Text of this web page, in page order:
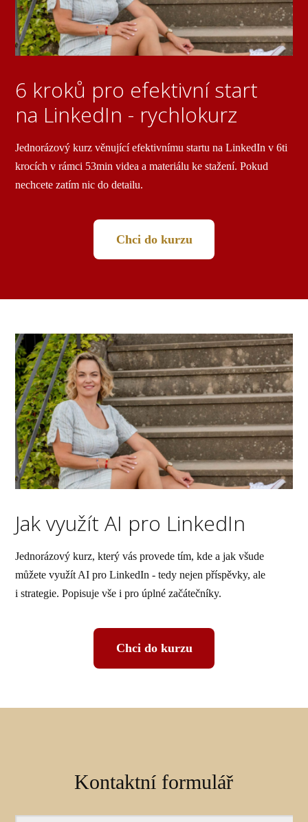
6 kroků pro efektivní start
na LinkedIn - rychlokurz
Jednorázový kurz věnující efektivnímu startu na LinkedIn v 6ti
krocích v rámci 53min videa a materiálu ke stažení. Pokud
nechcete zatím nic do detailu.
Chci do kurzu
Jak využít AI pro LinkedIn
Jednorázový kurz, který vás provede tím, kde a jak všude
můžete využít AI pro LinkedIn - tedy nejen příspěvky, ale
i strategie. Popisuje vše i pro úplné začátečníky.
Chci do kurzu
Kontaktní formulář